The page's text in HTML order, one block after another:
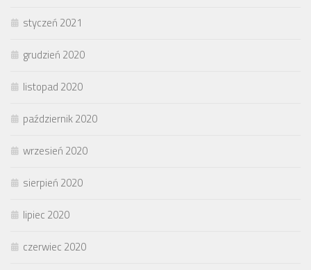
styczeń 2021
grudzień 2020
listopad 2020
październik 2020
wrzesień 2020
sierpień 2020
lipiec 2020
czerwiec 2020